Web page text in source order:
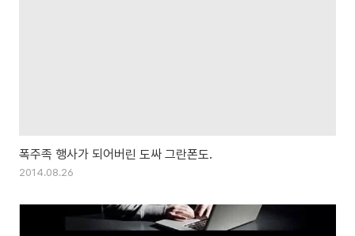
폭주족 행사가 되어버린 도싸 그란폰도.
2014.08.26